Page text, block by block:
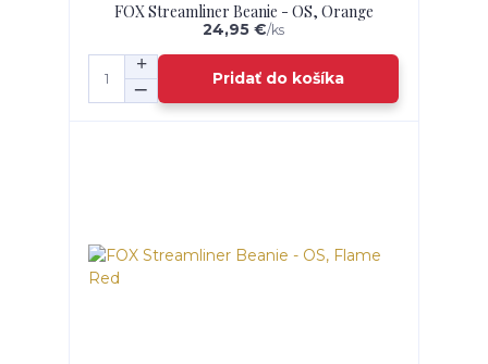
FOX Streamliner Beanie - OS, Orange
24,95 €/ks
Pridať do košíka